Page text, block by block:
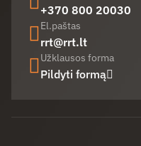
+370 800 20030
El.paštas
rrt@rrt.lt
Užklausos forma
Pildyti formą